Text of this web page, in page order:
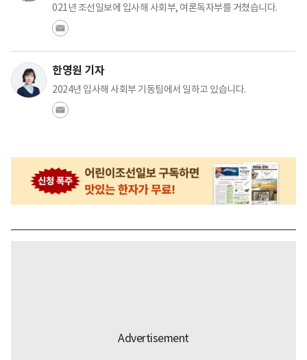
021년 조선일보에 입사해 사회부, 여론독자부를 거쳤습니다.
한영원 기자
2024년 입사해 사회부 기동팀에서 일하고 있습니다.